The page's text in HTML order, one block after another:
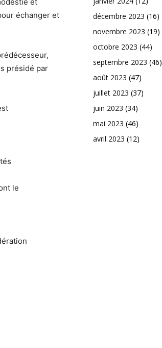
échanger et
présidé par
le
décembre 2023 (16)
novembre 2023 (19)
octobre 2023 (44)
septembre 2023 (46)
août 2023 (47)
juillet 2023 (37)
juin 2023 (34)
mai 2023 (46)
avril 2023 (12)